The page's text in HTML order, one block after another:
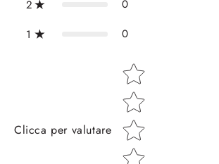
2
0
1
0
Clicca per valutare
Star rating